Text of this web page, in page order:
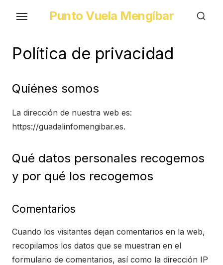
content
Punto Vuela Mengíbar
Política de privacidad
Quiénes somos
La dirección de nuestra web es:
https://guadalinfomengibar.es.
Qué datos personales recogemos
y por qué los recogemos
Comentarios
Cuando los visitantes dejan comentarios en la web,
recopilamos los datos que se muestran en el
formulario de comentarios, así como la dirección IP